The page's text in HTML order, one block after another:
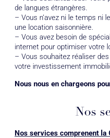
de langues étrangères.
– Vous n’avez ni le temps ni
une location saisonnière.
– Vous avez besoin de
internet pour optimiser votre
– Vous souhaitez réaliser
votre investissement
Nous nous en chargeons
Nos
Nos services comprenent la